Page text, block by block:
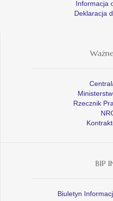
Informacja
Deklaracja
Rzecznik
BIP
Biuletyn